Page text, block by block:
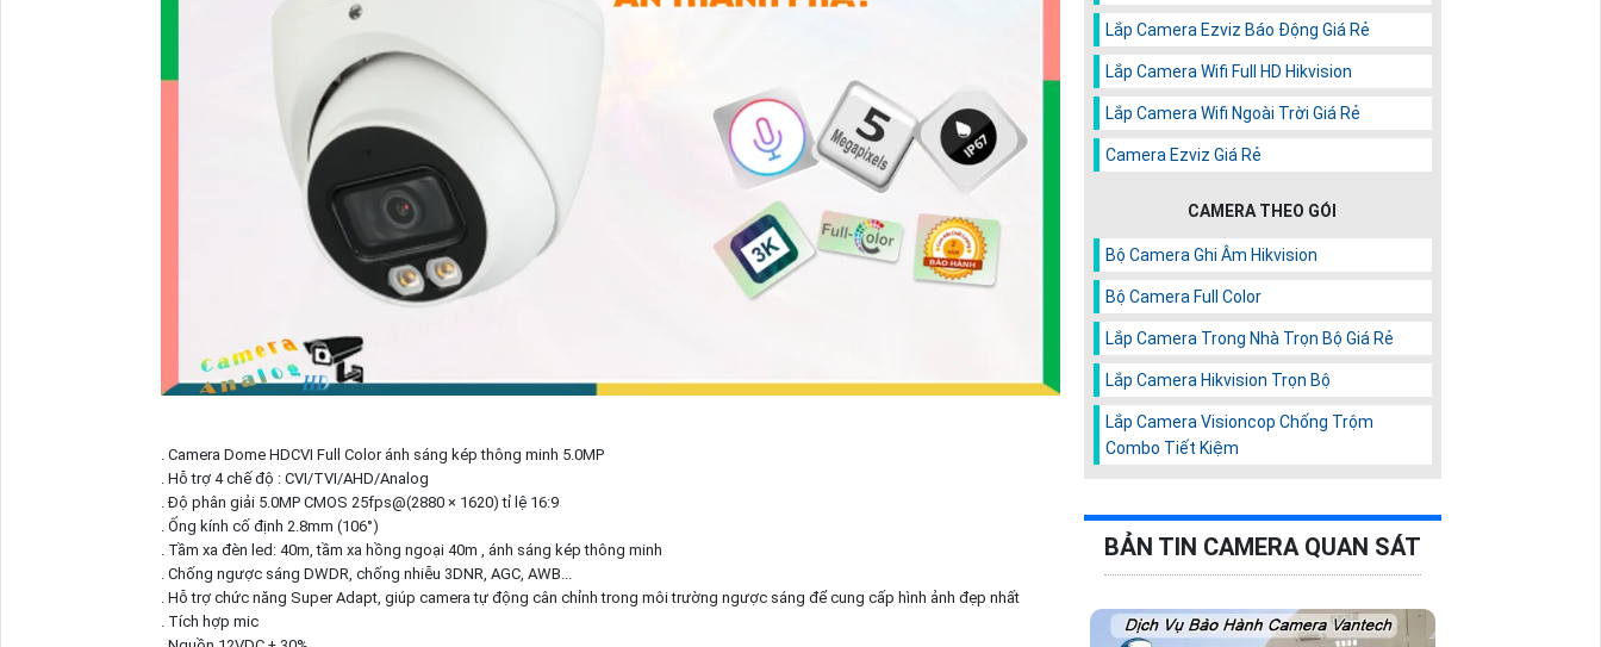
. Camera Dome HDCVI Full Color ánh sáng kép thông minh 5.0MP
. Hỗ trợ 4 chế độ : CVI/TVI/AHD/Analog
. Độ phân giải 5.0MP CMOS 25fps@(2880 × 1620) tỉ lệ 16:9
. Ống kính cố định 2.8mm (106°)
. Tầm xa đèn led: 40m, tầm xa hồng ngoại 40m , ánh sáng kép thông minh
. Chống ngược sáng DWDR, chống nhiễu 3DNR, AGC, AWB...
. Hỗ trợ chức năng Super Adapt, giúp camera tự động cân chỉnh trong môi trường ngược sáng để cung cấp hình ảnh đẹp nhất
. Tích hợp mic
Lắp Camera Ezviz Báo Động Giá Rẻ
Lắp Camera Wifi Full HD Hikvision
Lắp Camera Wifi Ngoài Trời Giá Rẻ
Camera Ezviz Giá Rẻ
CAMERA THEO GÓI
Bộ Camera Ghi Âm Hikvision
Bộ Camera Full Color
Lắp Camera Trong Nhà Trọn Bộ Giá Rẻ
Lắp Camera Hikvision Trọn Bộ
Lắp Camera Visioncop Chống Trộm
Combo Tiết Kiệm
BẢN TIN CAMERA QUAN SÁT